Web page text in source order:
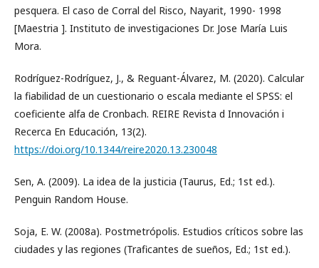
pesquera. El caso de Corral del Risco, Nayarit, 1990- 1998
[Maestria ]. Instituto de investigaciones Dr. Jose María Luis
Mora.
Rodríguez-Rodríguez, J., & Reguant-Álvarez, M. (2020). Calcular
la fiabilidad de un cuestionario o escala mediante el SPSS: el
coeficiente alfa de Cronbach. REIRE Revista d Innovación i
Recerca En Educación, 13(2).
https://doi.org/10.1344/reire2020.13.230048
Sen, A. (2009). La idea de la justicia (Taurus, Ed.; 1st ed.).
Penguin Random House.
Soja, E. W. (2008a). Postmetrópolis. Estudios críticos sobre las
ciudades y las regiones (Traficantes de sueños, Ed.; 1st ed.).